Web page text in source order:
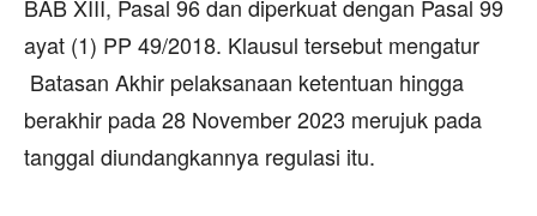
BAB XIII, Pasal 96 dan diperkuat dengan Pasal 99
ayat (1) PP 49/2018. Klausul tersebut mengatur
Batasan Akhir pelaksanaan ketentuan hingga
berakhir pada 28 November 2023 merujuk pada
tanggal diundangkannya regulasi itu.